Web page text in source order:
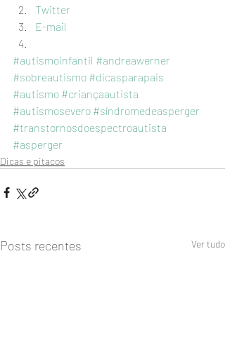
Twitter
E-mail
#autismoinfantil #andreawerner
#sobreautismo #dicasparapais
#autismo #criançaautista
#autismosevero #síndromedeasperger
#transtornosdoespectroautista
#asperger
Dicas e pitacos
Posts recentes Ver tudo